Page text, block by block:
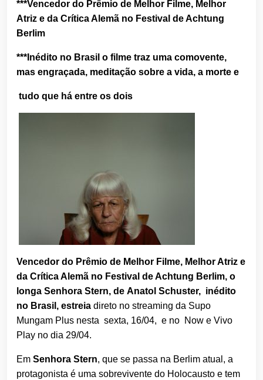
***Vencedor do Prêmio de Melhor Filme, Melhor
Atriz e da Crítica Alemã no Festival de Achtung
Berlim
***Inédito no Brasil o filme traz uma comovente,
mas engraçada, meditação sobre a vida, a morte e
tudo que há entre os dois
Vencedor do Prêmio de Melhor Filme, Melhor Atriz e
da Crítica Alemã no Festival de Achtung Berlim, o
longa Senhora Stern, de Anatol Schuster, inédito
no Brasil, estreia direto no streaming da Supo
Mungam Plus nesta sexta, 16/04, e no Now e Vivo
Play no dia 29/04.
Em Senhora Stern, que se passa na Berlim atual, a
protagonista é uma sobrevivente do Holocausto e tem